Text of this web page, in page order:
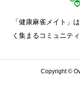
「健康麻雀メイト」
く集まるコミュニティ
Copyright ©